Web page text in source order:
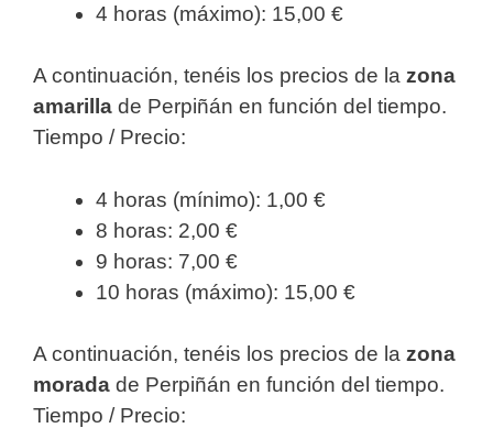
4 horas (máximo): 15,00 €
A continuación, tenéis los precios de la zona
amarilla de Perpiñán en función del tiempo.
Tiempo / Precio:
4 horas (mínimo): 1,00 €
8 horas: 2,00 €
9 horas: 7,00 €
10 horas (máximo): 15,00 €
A continuación, tenéis los precios de la zona
morada de Perpiñán en función del tiempo.
Tiempo / Precio: